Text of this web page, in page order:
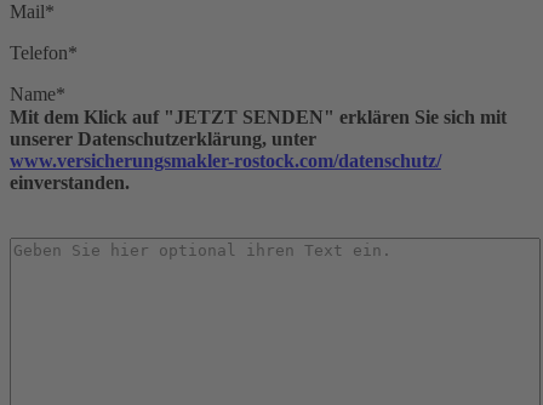
Mail*
Telefon*
Name*
Mit dem Klick auf "JETZT SENDEN" erklären Sie sich mit
unserer Datenschutzerklärung, unter
www.versicherungsmakler-rostock.com/datenschutz/
einverstanden.